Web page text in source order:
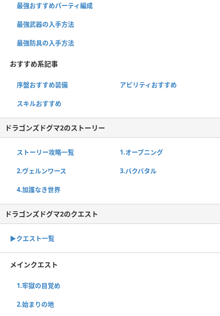
最強おすすめパーティ編成
最強武器の入手方法
最強防具の入手方法
おすすめ系記事
序盤おすすめ装備 アビリティおすすめ
スキルおすすめ
ドラゴンズドグマ2のストーリー
ストーリー攻略一覧 1.オープニング
2.ヴェルンワース 3.バクバタル
4.加護なき世界
ドラゴンズドグマ2のクエスト
▶︎クエスト一覧
メインクエスト
1.牢獄の目覚め
2.始まりの地